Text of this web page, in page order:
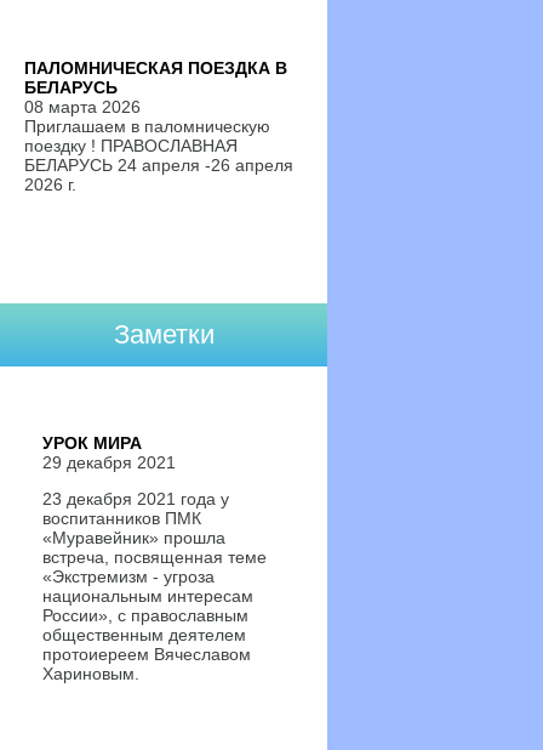
ПАЛОМНИЧЕСКАЯ ПОЕЗДКА В
БЕЛАРУСЬ
08 марта 2026
Приглашаем в паломническую
поездку ! ПРАВОСЛАВНАЯ
БЕЛАРУСЬ 24 апреля -26 апреля
2026 г.
Заметки
УРОК МИРА
29 декабря 2021
23 декабря 2021 года у
воспитанников ПМК
«Муравейник» прошла
встреча, посвященная теме
«Экстремизм - угроза
национальным интересам
России», с православным
общественным деятелем
протоиереем Вячеславом
Хариновым.